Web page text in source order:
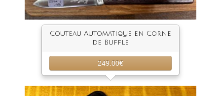
Couteau Automatique en Corne
de Buffle
249.00€